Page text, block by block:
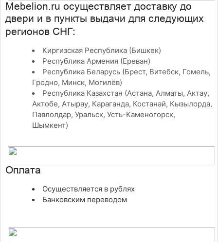
Mebelion.ru осуществляет доставку до
двери и в пункты выдачи для следующих
регионов СНГ:
Киргизская Республика (Бишкек)
Республика Армения (Ереван)
Республика Беларусь (Брест, Витебск, Гомель,
Гродно, Минск, Могилёв)
Республика Казахстан (Астана, Алматы, Актау,
Актобе, Атырау, Караганда, Костанай, Кызылорда,
Павлолдар, Уральск, Усть-Каменогорск,
Шымкент)
Оплата
Осуществляется в рублях
Банковским переводом